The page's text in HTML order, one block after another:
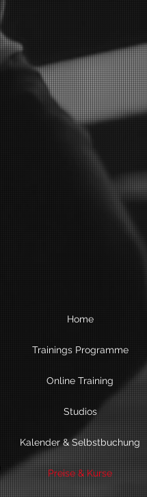
Home
Trainings Programme
Online Training
Studios
Kalender & Selbstbuchung
Preise & Kurse